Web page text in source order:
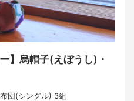
です。
、この北浦の景色、そして大
き、料理はただのモノではな
だと思います。
料理だけではありません。
】烏帽子(えぼうし)・
布団(シングル) 3組